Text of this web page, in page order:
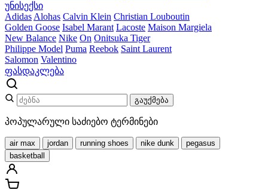
უნისექსი
Adidas Alohas Calvin Klein Christian Louboutin
Golden Goose Isabel Marant Lacoste Maison Margiela
New Balance Nike On Onitsuka Tiger
Philippe Model Puma Reebok Saint Laurent
Salomon Valentino
ფასდაკლება
გაუქმება
პოპულარული საძიებო ტერმინები
air max jordan running shoes nike dunk
pegasus
basketball